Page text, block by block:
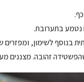
נטמע בתערובת.
בנוסף לשימון,